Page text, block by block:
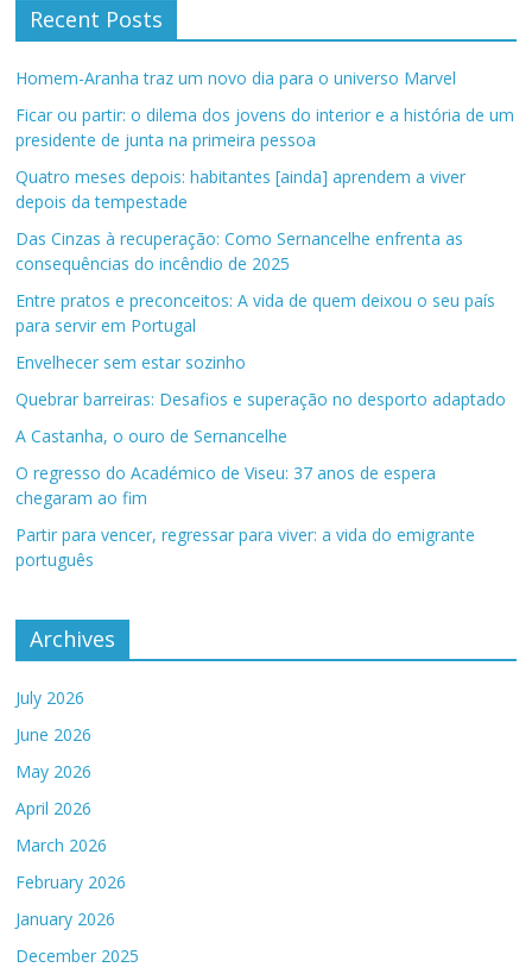
Recent Posts
Homem-Aranha traz um novo dia para o universo Marvel
Ficar ou partir: o dilema dos jovens do interior e a história de um
presidente de junta na primeira pessoa
Quatro meses depois: habitantes [ainda] aprendem a viver
depois da tempestade
Das Cinzas à recuperação: Como Sernancelhe enfrenta as
consequências do incêndio de 2025
Entre pratos e preconceitos: A vida de quem deixou o seu país
para servir em Portugal
Envelhecer sem estar sozinho
Quebrar barreiras: Desafios e superação no desporto adaptado
A Castanha, o ouro de Sernancelhe
O regresso do Académico de Viseu: 37 anos de espera
chegaram ao fim
Partir para vencer, regressar para viver: a vida do emigrante
português
Archives
July 2026
June 2026
May 2026
April 2026
March 2026
February 2026
January 2026
December 2025